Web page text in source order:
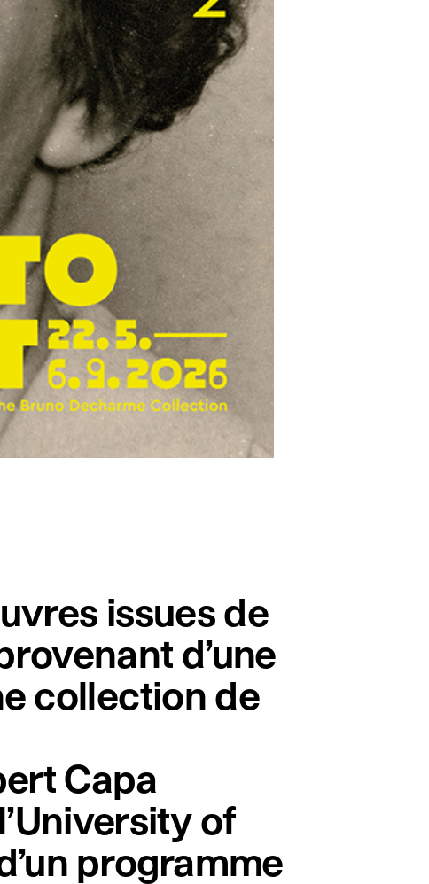
linkedin youtube newsletter
issues de
d’une
collection de
Capa
of
programme